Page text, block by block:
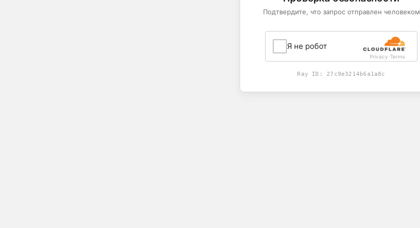
Подтвердите, что запрос отправлен человеком
Я не робот
Privacy-Terms
Ray ID: 27c9e3214b6a1a8c